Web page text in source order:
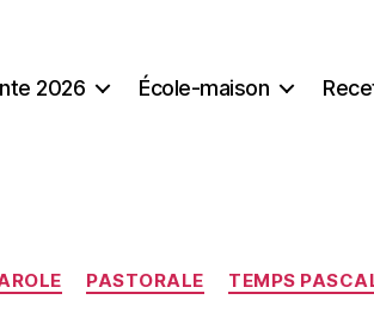
2026 École-maison
Catégories
PASTORALE TEMPS